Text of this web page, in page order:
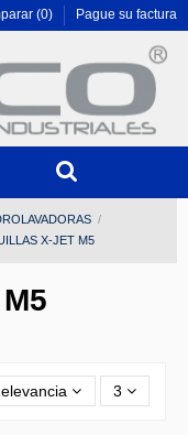
(0) Pague su factura
X-JET M5
3